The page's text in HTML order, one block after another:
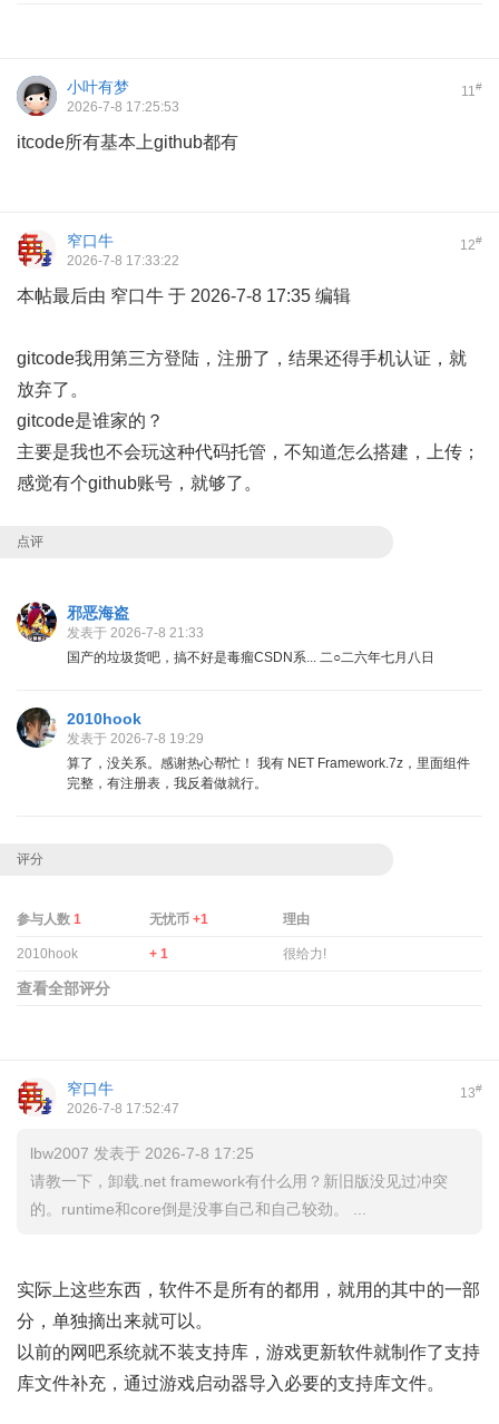
11#
小叶有梦
2026-7-8 17:25:53
itcode所有基本上github都有
12#
窄口牛
2026-7-8 17:33:22
本帖最后由 窄口牛 于 2026-7-8 17:35 编辑
gitcode我用第三方登陆，注册了，结果还得手机认证，就
放弃了。
gitcode是谁家的？
主要是我也不会玩这种代码托管，不知道怎么搭建，上传；
感觉有个github账号，就够了。
点评
邪恶海盗
发表于 2026-7-8 21:33
国产的垃圾货吧，搞不好是毒瘤CSDN系... 二○二六年七月八日
2010hook
发表于 2026-7-8 19:29
算了，没关系。感谢热心帮忙！ 我有 NET Framework.7z，里面组件
完整，有注册表，我反着做就行。
评分
参与人数 1 无忧币+1 理由
2010hook + 1 很给力!
查看全部评分
13#
窄口牛
2026-7-8 17:52:47
lbw2007 发表于 2026-7-8 17:25
请教一下，卸载.net framework有什么用？新旧版没见过冲突
的。runtime和core倒是没事自己和自己较劲。 ...
实际上这些东西，软件不是所有的都用，就用的其中的一部
分，单独摘出来就可以。
以前的网吧系统就不装支持库，游戏更新软件就制作了支持
库文件补充，通过游戏启动器导入必要的支持库文件。